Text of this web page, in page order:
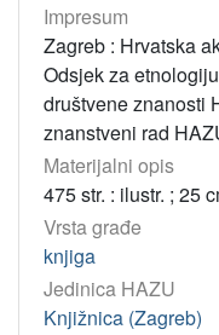
Impresum
Zagreb : Hrvatska
Odsjek za
društvene znanosti
znanstveni rad
Materijalni opis
475 str. : ilustr. ; 25
Vrsta građe
knjiga
Jedinica HAZU
Knjižnica (Zagreb)